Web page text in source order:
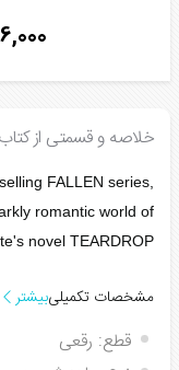
خلاصه و قسمتی از کتاب
FALLEN series,
romantic world of
novel TEARDROP.
مشخصات تکمیلیبیشتر
قطع: رقعی